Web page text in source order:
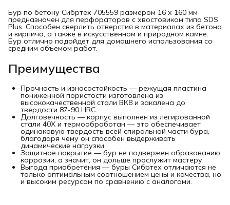
Бур по бетону Сибртех 705559 размером 16 х 160 мм
предназначен для перфораторов с хвостовиком типа SDS
Plus. Способен сверлить отверстия в материалах из бетона
и кирпича, а также в искусственном и природном камне.
Бур отлично подойдет для домашнего использования со
средним объемом работ.
Преимущества
Прочность и износостойкость — режущая пластина
пониженной пористости изготовлена из
высококачественной стали ВК8 и закалена до
твердости 87-90 HRC.
Долговечность — корпус выполнен из легированной
стали 40Х и термообработан — это обеспечивает
одинаковую твердость всей спиральной части бура,
благодаря чему он способен выдерживать
динамические нагрузки.
Защитное покрытие — бур не подвержен образованию
коррозии, а значит, он дольше прослужит мастеру.
Выгода приобретения — буры Сибртех отличаются не
только оптимальным соотношением цены и качества, но
и высоким ресурсом по сравнению с аналогами.